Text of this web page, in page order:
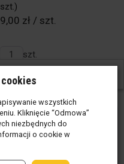
szt.)
9,00 zł / szt.
szt.
się
wszystkich
Kliknięcie “Odmowa”
niezbędnych do
o cookie w